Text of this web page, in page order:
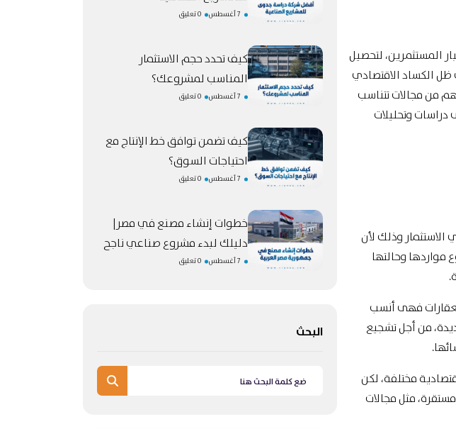
المستثمرين، لتحصيل
الكساد الاقتصادي
من مجالات تتناسب
وتحليلات
وذلك لأن
مواردها وحالتها
فهى أنسب
من أجل تشجيع
مختلفة، لكن
مثل مجالات
7 أغسطس 0 تعليق
كيف تحدد حجم الاستثمار
المناسب لمشروعك؟
7 أغسطس 0 تعليق
كيف تضمن توافق خط الإنتاج مع
احتياجات السوق؟
7 أغسطس 0 تعليق
خطوات إنشاء مصنع في مصر|
دليلك لبدء مشروع صناعي ناجح
7 أغسطس 0 تعليق
البحث